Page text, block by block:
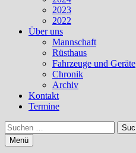
2023
2022
Über uns
Mannschaft
Rüsthaus
Fahrzeuge und Geräte
Chronik
Archiv
Kontakt
Termine
Suchen
nach:
Menü